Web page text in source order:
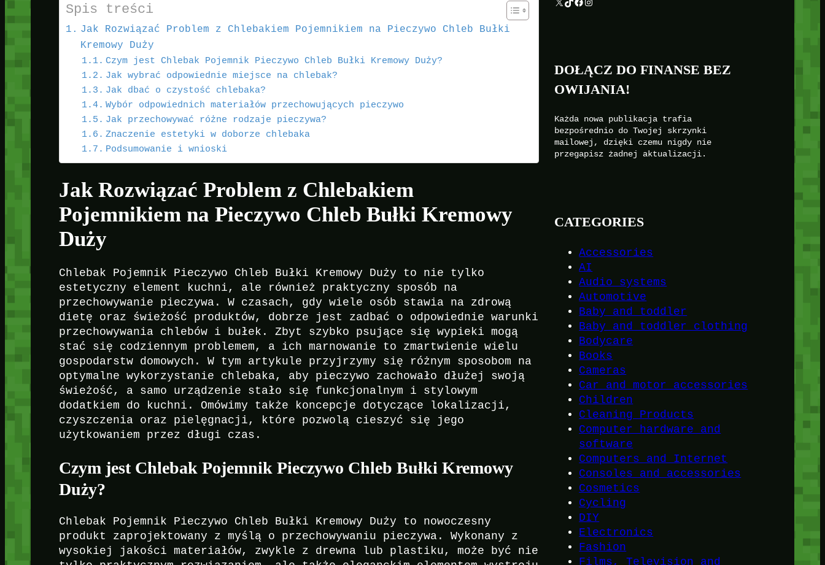
Spis treści
Jak Rozwiązać Problem z Chlebakiem Pojemnikiem na Pieczywo Chleb Bułki
Kremowy Duży
Czym jest Chlebak Pojemnik Pieczywo Chleb Bułki Kremowy Duży?
Jak wybrać odpowiednie miejsce na chlebak?
Jak dbać o czystość chlebaka?
Wybór odpowiednich materiałów przechowujących pieczywo
Jak przechowywać różne rodzaje pieczywa?
Znaczenie estetyki w doborze chlebaka
Podsumowanie i wnioski
Jak Rozwiązać Problem z Chlebakiem
Pojemnikiem na Pieczywo Chleb Bułki Kremowy
Duży
Chlebak Pojemnik Pieczywo Chleb Bułki Kremowy Duży to nie tylko
estetyczny element kuchni, ale również praktyczny sposób na
przechowywanie pieczywa. W czasach, gdy wiele osób stawia na zdrową
dietę oraz świeżość produktów, dobrze jest zadbać o odpowiednie warunki
przechowywania chlebów i bułek. Zbyt szybko psujące się wypieki mogą
stać się codziennym problemem, a ich marnowanie to zmartwienie wielu
gospodarstw domowych. W tym artykule przyjrzymy się różnym sposobom na
optymalne wykorzystanie chlebaka, aby pieczywo zachowało dłużej swoją
świeżość, a samo urządzenie stało się funkcjonalnym i stylowym
dodatkiem do kuchni. Omówimy także koncepcje dotyczące lokalizacji,
czyszczenia oraz pielęgnacji, które pozwolą cieszyć się jego
użytkowaniem przez długi czas.
Czym jest Chlebak Pojemnik Pieczywo Chleb Bułki Kremowy
Duży?
Chlebak Pojemnik Pieczywo Chleb Bułki Kremowy Duży to nowoczesny
produkt zaprojektowany z myślą o przechowywaniu pieczywa. Wykonany z
wysokiej jakości materiałów, zwykle z drewna lub plastiku, może być nie
DOŁĄCZ DO FINANSE BEZ
OWIJANIA!
Każda nowa publikacja trafia
bezpośrednio do Twojej skrzynki
mailowej, dzięki czemu nigdy nie
przegapisz żadnej aktualizacji.
CATEGORIES
Accessories
AI
Audio systems
Automotive
Baby and toddler
Baby and toddler clothing
Bodycare
Books
Cameras
Car and motor accessories
Children
Cleaning Products
Computer hardware and
software
Computers and Internet
Consoles and accessories
Cosmetics
Cycling
DIY
Electronics
Fashion
Films, Television and